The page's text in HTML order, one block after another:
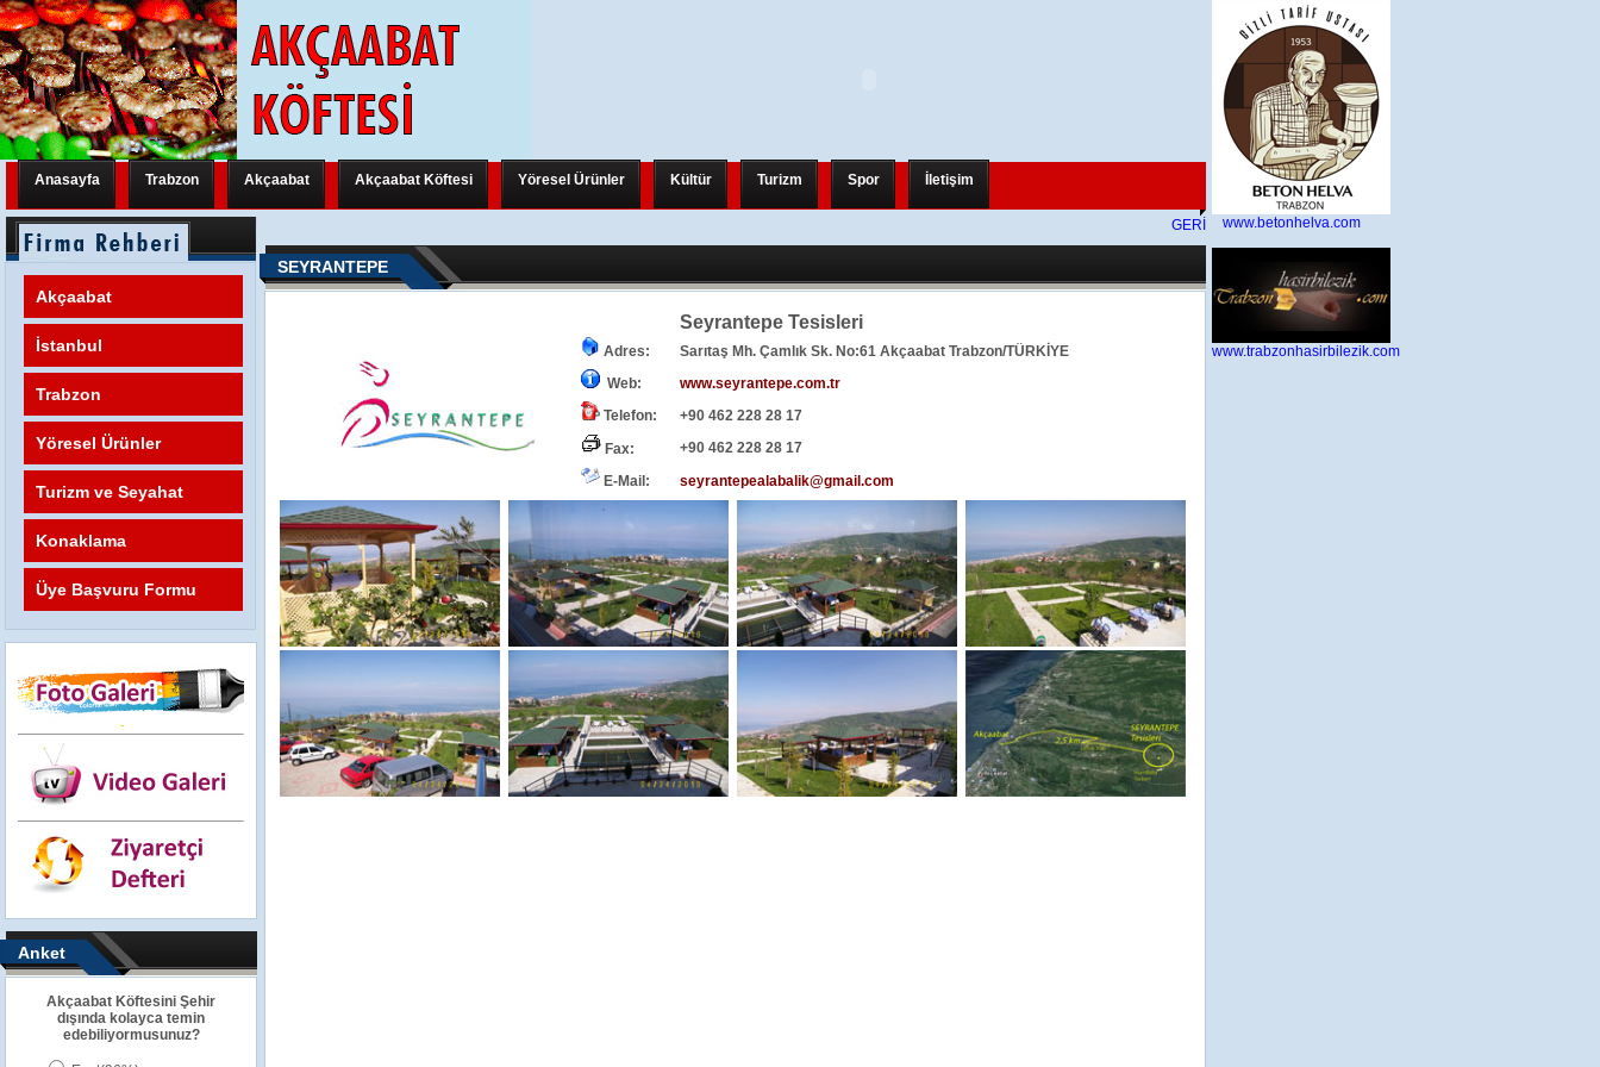
Anasayfa Trabzon Akçaabat Akçaabat Köftesi Yöresel Ürünler Kültür Turizm Spor İletişim
Trabzon Yeni Bir Uluslararası Organizasyona Hazırlanıyor
Trabzon Yeni Bir Uluslararası Organizasyona Hazırlanıyor Trabzon Yeni Bir Uluslararası Organizasyona Hazırlanıyor
FATİH MAHALLESİ-TANJANT BAĞLANTI YOLU BİRİTİLİYOR
Akçaabat
İstanbul
Trabzon
Yöresel Ürünler
Turizm ve Seyahat
Konaklama
Üye Başvuru Formu
Anket
Akçaabat Köftesini Şehir
dışında kolayca temin
edebiliyormusunuz?
GERİ
SEYRANTEPE
Seyrantepe Tesisleri
Adres:
Sarıtaş Mh. Çamlık Sk. No:61 Akçaabat Trabzon/TÜRKİYE
Web:
www.seyrantepe.com.tr
Telefon:
+90 462 228 28 17
Fax:
+90 462 228 28 17
E-Mail:
seyrantepealabalik@gmail.com
www.betonhelva.com
www.trabzonhasirbilezik.com